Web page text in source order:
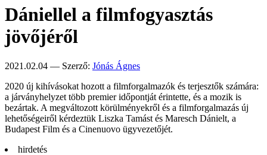
Dániellel a filmfogyasztás
jövőjéről
2021.02.04 — Szerző: Jónás Ágnes
2020 új kihívásokat hozott a filmforgalmazók és terjesztők számára:
a járványhelyzet több premier időpontját érintette, és a mozik is
bezártak. A megváltozott körülményekről és a filmforgalmazás új
lehetőségeiről kérdeztük Liszka Tamást és Maresch Dánielt, a
Budapest Film és a Cinenuovo ügyvezetőjét.
hirdetés